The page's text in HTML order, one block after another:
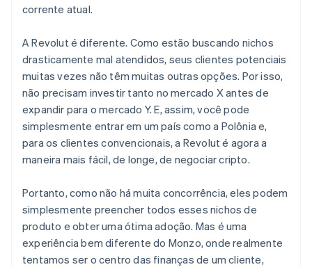
corrente atual.
A Revolut é diferente. Como estão buscando nichos
drasticamente mal atendidos, seus clientes potenciais
muitas vezes não têm muitas outras opções. Por isso,
não precisam investir tanto no mercado X antes de
expandir para o mercado Y. E, assim, você pode
simplesmente entrar em um país como a Polônia e,
para os clientes convencionais, a Revolut é agora a
maneira mais fácil, de longe, de negociar cripto.
Portanto, como não há muita concorrência, eles podem
simplesmente preencher todos esses nichos de
produto e obter uma ótima adoção. Mas é uma
experiência bem diferente do Monzo, onde realmente
tentamos ser o centro das finanças de um cliente,
Alemanha
Austrália
English
Áustria
DeutschEnglish
Bélgica
Nederlands FrançaisDeutschEnglish